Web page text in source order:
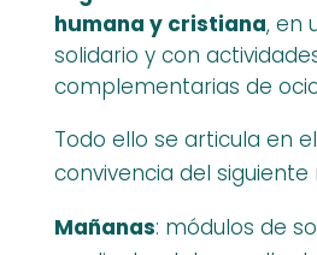
humana y cristiana, en
solidario y con
complementarias de
Todo ello se articula en
convivencia del siguiente
Mañanas: módulos de